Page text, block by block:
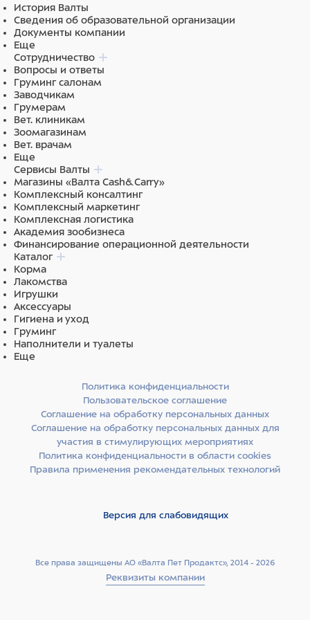
Датчики на выбор (количество датчиков указано в
наименовании товара):
Микроконвексный датчик.
Линейный датчик.
Линейный ректальный датчик.
Линейный датчик для определения мясных
качеств.
Опции (в стоимость не входят):
Электронные видеоочки
Проставка гелевая для линейного датчика для
определения мясных качеств.
Дополнительная Li-ion батарея на 3 часа работы
Зарядное устройство в автомобиль (зарядка
аккумулятора в машине от прикуривателя)
История Валты
Сведения об образовательной организации
Документы компании
Еще
Сотрудничество
Вопросы и ответы
Груминг салонам
Заводчикам
Грумерам
Вет. клиникам
Зоомагазинам
Вет. врачам
Еще
Сервисы Валты
Магазины «Валта Cash&Carry»
Комплексный консалтинг
Комплексный маркетинг
Комплексная логистика
Академия зообизнеса
Финансирование операционной деятельности
Каталог
Корма
Лакомства
Игрушки
Аксессуары
Гигиена и уход
Груминг
Наполнители и туалеты
Еще
Все права защищены АО «Валта Пет Продактс», 2014 - 2026
Реквизиты компании
Политика конфиденциальности
Пользовательское соглашение
Соглашение на обработку персональных данных
Соглашение на обработку персональных данных для
участия в стимулирующих мероприятиях
Политика конфиденциальности в области cookies
Правила применения рекомендательных технологий
Версия для слабовидящих